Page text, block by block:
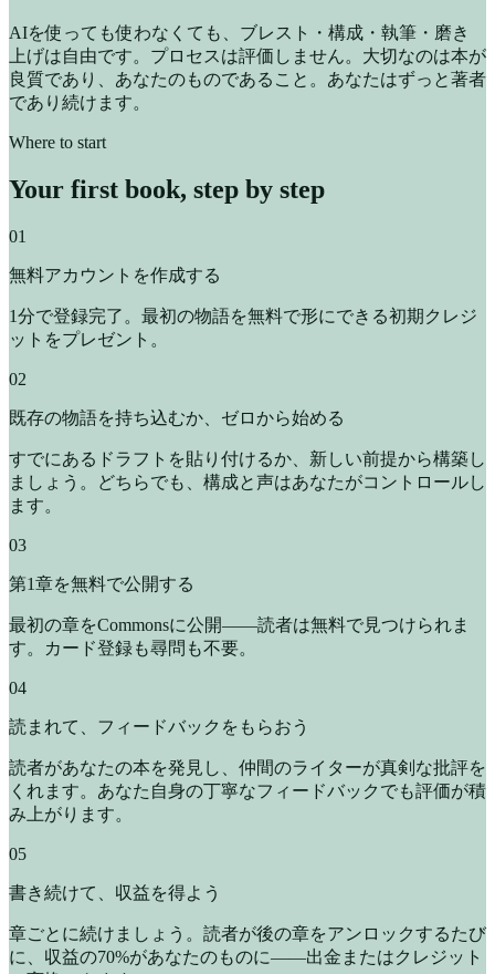
AIを使っても使わなくても、ブレスト・構成・執筆・磨き
上げは自由です。プロセスは評価しません。大切なのは本が
良質であり、あなたのものであること。あなたはずっと著者
であり続けます。
Where to start
Your first book, step by step
01
無料アカウントを作成する
1分で登録完了。最初の物語を無料で形にできる初期クレジ
ットをプレゼント。
02
既存の物語を持ち込むか、ゼロから始める
すでにあるドラフトを貼り付けるか、新しい前提から構築し
ましょう。どちらでも、構成と声はあなたがコントロールし
ます。
03
第1章を無料で公開する
最初の章をCommonsに公開——読者は無料で見つけられま
す。カード登録も尋問も不要。
04
読まれて、フィードバックをもらおう
読者があなたの本を発見し、仲間のライターが真剣な批評を
くれます。あなた自身の丁寧なフィードバックでも評価が積
み上がります。
05
書き続けて、収益を得よう
章ごとに続けましょう。読者が後の章をアンロックするたび
に、収益の70%があなたのものに——出金またはクレジット